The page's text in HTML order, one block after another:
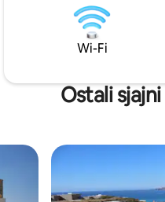
okruženjem, a
mora i u blizini
prodavnica i
Wi-Fi
Ostali